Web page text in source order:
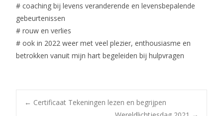
# coaching bij levens veranderende en levensbepalende
gebeurtenissen
# rouw en verlies
# ook in 2022 weer met veel plezier, enthousiasme en
betrokken vanuit mijn hart begeleiden bij hulpvragen
← Certificaat Tekeningen lezen en begrijpen